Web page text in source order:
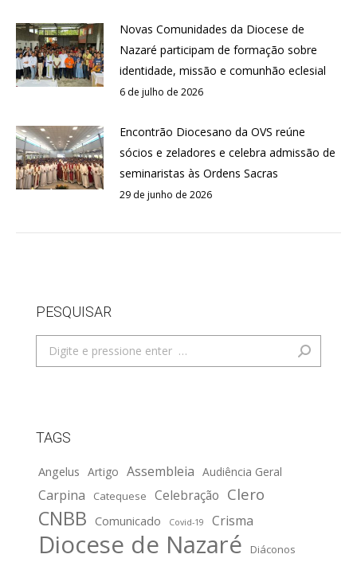
Novas Comunidades da Diocese de
Nazaré participam de formação sobre
identidade, missão e comunhão eclesial
6 de julho de 2026
Encontrão Diocesano da OVS reúne
sócios e zeladores e celebra admissão de
seminaristas às Ordens Sacras
29 de junho de 2026
PESQUISAR
Search:
TAGS
Angelus Artigo Assembleia Audiência Geral
Carpina Catequese Celebração Clero
CNBB Comunicado Covid-19 Crisma
Diocese de Nazaré
Diáconos